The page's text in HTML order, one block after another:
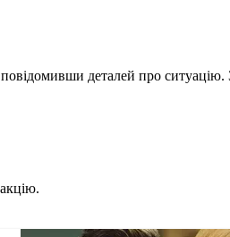
деталей про ситуацію.